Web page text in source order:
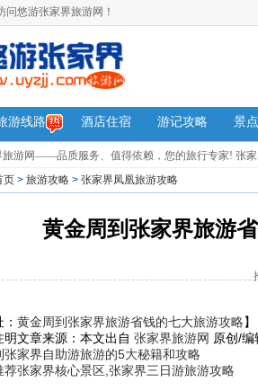
悠游张家界旅游网！
游网——品质服务、值得依赖，您的旅行专家! 张家
游线路 酒店住宿 游记攻略 景
页 > 旅游攻略 > 张家界凤凰旅游攻略
黄金周到张家界旅游
黄金周到张家界旅游省钱的七大旅游攻略】
明文章来源：本文出自 张家界旅游网 原创/
张家界自助游旅游的5大秘籍和攻略
荐张家界核心景区,张家界三日游旅游攻略